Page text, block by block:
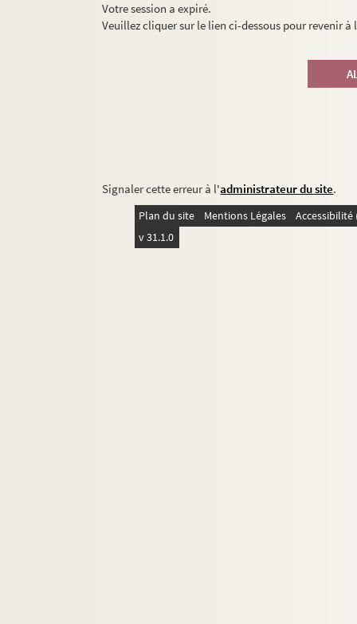
Votre session a expiré.
Veuillez cliquer sur le lien ci-dessous pour revenir
Signaler cette erreur à l'administrateur du site.
Plan du site Mentions Légales
v 31.1.0